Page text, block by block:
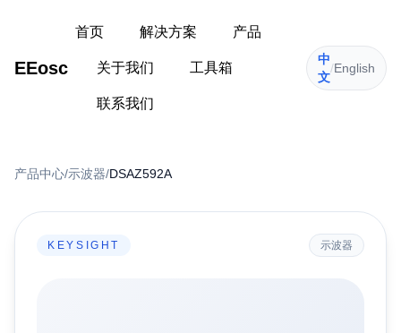
EEosc
首页 解决方案 产品
关于我们 工具箱
联系我们
中
文
/English
产品中心/示波器/DSAZ592A
KEYSIGHT 示波器